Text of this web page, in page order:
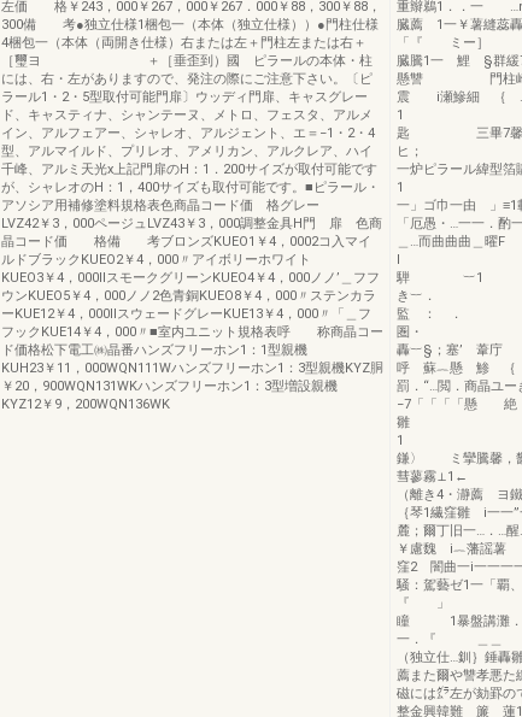
左価 格￥243，000￥267，000￥267．000￥88，300￥88，
300備 考●独立仕様1梱包一（本体（独立仕様））●門柱仕様
4梱包一（本体（両開き仕様）右または左＋門柱左または右＋
［璽ヨ ＋［垂歪到）國 ピラールの本体・柱
には、右・左がありますので、発注の際にご注意下さい。〔ピ
ラール1・2・5型取付可能門扉〕ウッディ門扉、キャスグレー
ド、キャスティナ、シャンテーヌ、メトロ、フェスタ、アルメ
イン、アルフェアー、シャレオ、アルジェント、エ＝−1・2・4
型、アルマイルド、プリレオ、アメリカン、アルクレア、ハイ
千峰、アルミ天光x上記門扉のH：1．200サイズが取付可能です
が、シャレオのH：1，400サイズも取付可能です。■ピラール・
アソシア用補修塗料規格表色商晶コード価 格グレー
LVZ42￥3，000ページュLVZ43￥3，000調整金具H門 扉 色商
晶コード価 格備 考ブロンズKUEO1￥4，0002コ入マイ
ルドブラックKUEO2￥4，000〃アイボリーホワイト
KUEO3￥4，000llスモークグリーンKUEO4￥4，000ノノ’＿フフ
ウンKUEO5￥4，000ノノ2色青銅KUEO8￥4，000〃ステンカラ
ーKUE12￥4，000IlスウェードグレーKUE13￥4，000〃「＿フ
フックKUE14￥4，000〃■室内ユニット規格表呼 称商晶コー
ド価格松下電工㈱晶番ハンズフリーホン1：1型親機
KUH23￥11，000WQN111Wハンズフリーホン1：3型親機KYZ胴
￥20，900WQN131WKハンズフリーホン1：3型増設親機
KYZ12￥9，200WQN136WK
重辮鵜1．．
臓薦 1一￥薯縫蕊
「『 ミー］
臓騰1一 鯉 §群
懸讐 門柱崎
震 i瀬鰺細 ｛
1 一一
匙 三畢7馨峰
ヒ；
一炉ピラール緯型箔
一」ゴ巾一由
「厄愚・…一一．
＿…而
l 擶 i
騨 ︸1 醤
き
監 ： ．
轟︸§；塞’
呼 蘇︷
罰．“…閲．商晶
−7「「「「
雛 “
1 了、
鎌〉 ミ攣騰馨，
彗蓼霧
（離き4・瀞薦
｛琴1繊窪雛 i
麓；爾丁旧一
￥慮魏 i︷藩
窪2 闇曲一i一
騒：駕藝ゼ1一「覇
『 」 「r
瞳 1暴盤講灘．．
一．『 ＿＿ 1．
（独立仕…釧｝錘轟
薦また爾や讐孝悪
磁には㌘左が劾罫の
整金興韓難 簾